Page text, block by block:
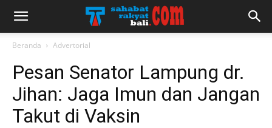
Beranda Advertorial
Pesan Senator Lampung dr.
Jihan: Jaga Imun dan Jangan
Takut di Vaksin